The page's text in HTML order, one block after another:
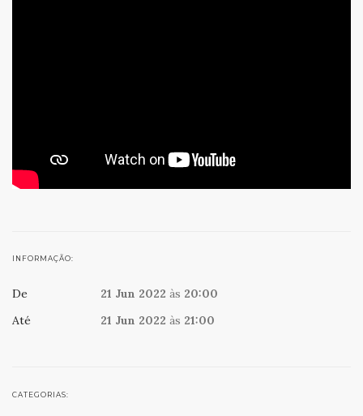
INFORMAÇÃO:
De 21 Jun 2022 às 20:00
Até
21 Jun 2022 às 21:00
CATEGORIAS: